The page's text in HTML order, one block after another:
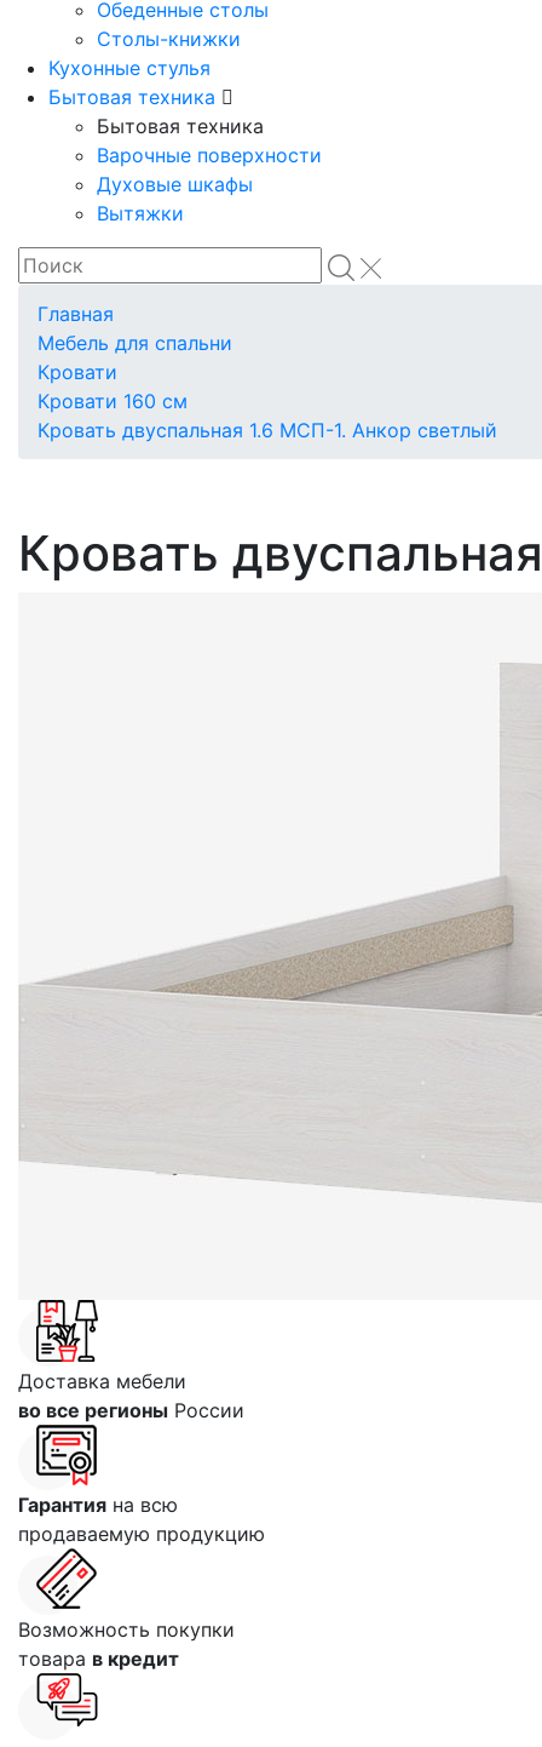
Обеденные столы
Столы-книжки
Кухонные стулья
Бытовая техника
Бытовая техника
Варочные поверхности
Духовые шкафы
Вытяжки
Главная
Мебель для спальни
Кровати
Кровати 160 см
Кровать двуспальная 1.6 МСП-1. Анкор светлый
Кровать
Доставка мебели
во все регионы России
Гарантия на всю
продаваемую продукцию
Возможность покупки
товара в кредит